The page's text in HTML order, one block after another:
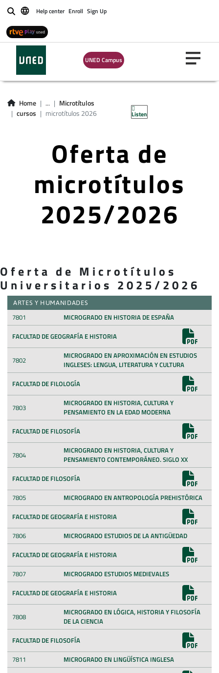
BuscarHelp center Enroll Sign Up
UNED Campus
Home ...
Microtítulos
cursos
microtítulos 2026 Listen
Oferta de
microtítulos
2025/2026
Oferta de Microtítulos
Universitarios 2025/2026
ARTES Y HUMANIDADES
7801
MICROGRADO EN HISTORIA DE ESPAÑA
FACULTAD DE GEOGRAFÍA E HISTORIA
7802
MICROGRADO EN APROXIMACIÓN EN ESTUDIOS
INGLESES: LENGUA, LITERATURA Y CULTURA
FACULTAD DE FILOLOGÍA
7803
MICROGRADO EN HISTORIA, CULTURA Y
PENSAMIENTO EN LA EDAD MODERNA
FACULTAD DE FILOSOFÍA
7804
MICROGRADO EN HISTORIA, CULTURA Y
PENSAMIENTO CONTEMPORÁNEO. SIGLO XX
FACULTAD DE FILOSOFÍA
7805
MICROGRADO EN ANTROPOLOGÍA PREHISTÓRICA
FACULTAD DE GEOGRAFÍA E HISTORIA
7806
MICROGRADO ESTUDIOS DE LA ANTIGÜEDAD
FACULTAD DE GEOGRAFÍA E HISTORIA
7807
MICROGRADO ESTUDIOS MEDIEVALES
FACULTAD DE GEOGRAFÍA E HISTORIA
7808
MICROGRADO EN LÓGICA, HISTORIA Y FILOSOFÍA
DE LA CIENCIA
FACULTAD DE FILOSOFÍA
7811
MICROGRADO EN LINGÜÍSTICA INGLESA